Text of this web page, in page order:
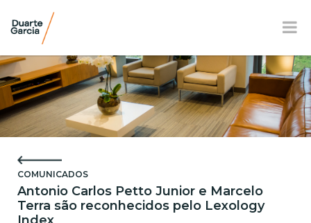
APRESENTAÇÃO
ATUAÇÃO
NOTÍCIAS E E-BOOK
BR EN FR
COMUNICADOS
Antonio Carlos Petto Junior e Marcelo
Terra são reconhecidos pelo Lexology